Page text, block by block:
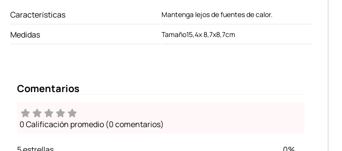
Características Mantenga lejos de fuentes de calor.
Medidas Tamaño15,4x 8,7x8,7cm
Comentarios
0 Calificación promedio (0 comentarios)